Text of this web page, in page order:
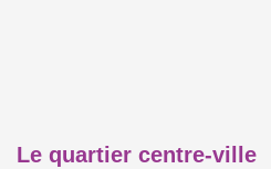
Le quartier centre-ville